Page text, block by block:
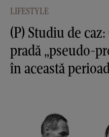
LIFESTYLE
(P) Studiu de
pradă „pseudo-
în această